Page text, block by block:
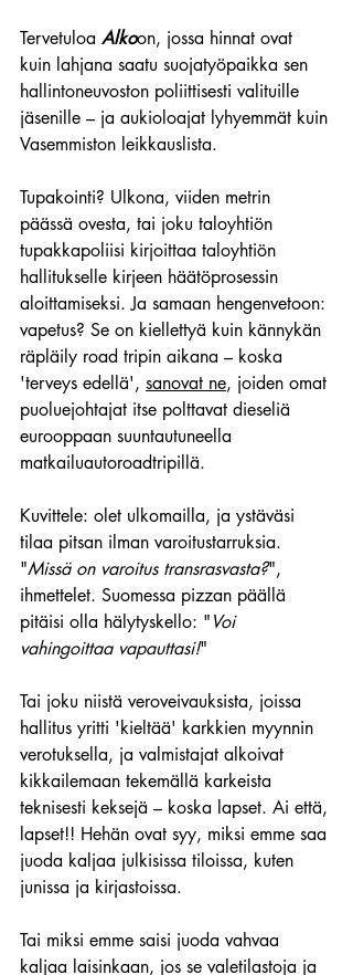
Tervetuloa Alkoon, jossa hinnat ovat
kuin lahjana saatu suojatyöpaikka sen
hallintoneuvoston poliittisesti valituille
jäsenille – ja aukioloajat lyhyemmät kuin
Vasemmiston leikkauslista.
Tupakointi? Ulkona, viiden metrin
päässä ovesta, tai joku taloyhtiön
tupakkapoliisi kirjoittaa taloyhtiön
hallitukselle kirjeen häätöprosessin
aloittamiseksi. Ja samaan hengenvetoon:
vapetus? Se on kiellettyä kuin kännykän
räpläily road tripin aikana – koska
'terveys edellä', sanovat ne, joiden omat
puoluejohtajat itse polttavat dieseliä
eurooppaan suuntautuneella
matkailuautoroadtripillä.
Kuvittele: olet ulkomailla, ja ystäväsi
tilaa pitsan ilman varoitustarruksia.
"Missä on varoitus transrasvasta?",
ihmettelet. Suomessa pizzan päällä
pitäisi olla hälytyskello: "Voi
vahingoittaa vapauttasi!"
Tai joku niistä veroveivauksista, joissa
hallitus yritti 'kieltää' karkkien myynnin
verotuksella, ja valmistajat alkoivat
kikkailemaan tekemällä karkeista
teknisesti keksejä – koska lapset. Ai että,
lapset!! Hehän ovat syy, miksi emme saa
juoda kaljaa julkisissa tiloissa, kuten
junissa ja kirjastoissa.
Tai miksi emme saisi juoda vahvaa
kaljaa laisinkaan, jos se valetilastoja ja